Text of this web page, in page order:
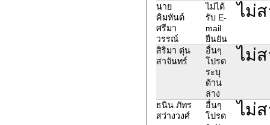
นาย
คิมหันต์
ศรีมา
วรรณ์
ไม่ได้
รับ E-
mail
ยืนยัน
ไม่
สิริมา ตุ่น
สาจันทร์
อื่นๆ
โปรด
ระบุ
ด้าน
ล่าง
ไม่
ธนิน ภัทร
สว่างวงศ์
อื่นๆ
โปรด
ไม่